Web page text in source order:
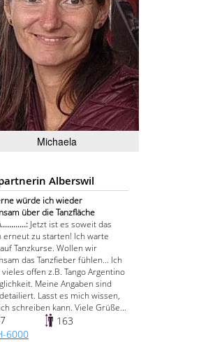
Michaela
Alberswil
würde ich wieder
über die Tanzfläche
Jetzt ist es soweit das
erneut zu starten! Ich warte
Tanzkurse. Wollen wir
das Tanzfieber fühlen... Ich
offen z.B. Tango Argentino
Meine Angaben sind
Lasst es mich wissen,
schreiben kann. Viele Grüße...
163
6000